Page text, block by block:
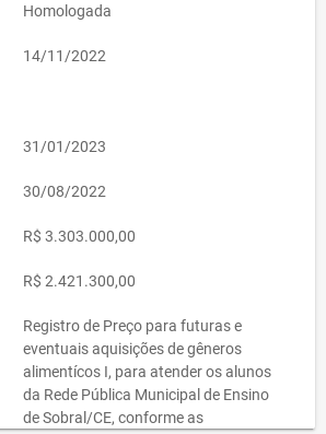
Homologada
14/11/2022
31/01/2023
30/08/2022
R$ 3.303.000,00
R$ 2.421.300,00
Registro de Preço para futuras e
eventuais aquisições de gêneros
alimentícos I, para atender os alunos
da Rede Pública Municipal de Ensino
de Sobral/CE, conforme as